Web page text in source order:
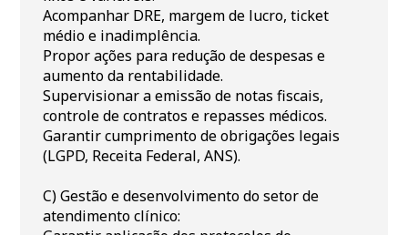
Acompanhar DRE, margem de lucro, ticket
médio e inadimplência.
Propor ações para redução de despesas e
aumento da rentabilidade.
Supervisionar a emissão de notas fiscais,
controle de contratos e repasses médicos.
Garantir cumprimento de obrigações legais
(LGPD, Receita Federal, ANS).
C) Gestão e desenvolvimento do setor de
atendimento clínico: